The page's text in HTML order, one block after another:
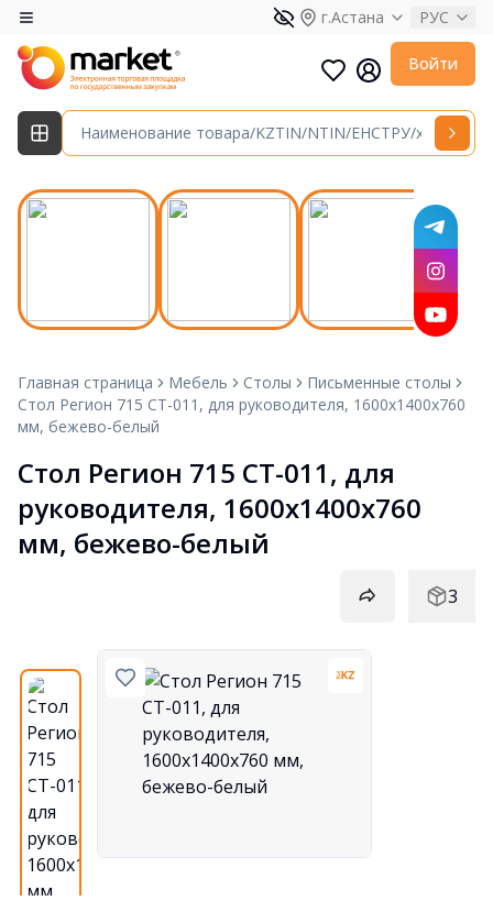
г.Астана РУС
Войти
Главная страница Мебель Столы
Письменные столы
Стол Регион 715 СТ-011, для руководителя, 1600х1400х760
мм, бежево-белый
Стол Регион 715 СТ-011, для
руководителя, 1600х1400х760
мм, бежево-белый
3